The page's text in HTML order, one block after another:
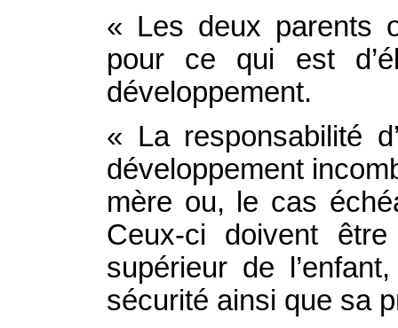
« Les deux parents
pour ce qui est
développement.
« La responsabilité
développement
mère ou, le cas
Ceux-ci doivent
supérieur de
sécurité ainsi que sa